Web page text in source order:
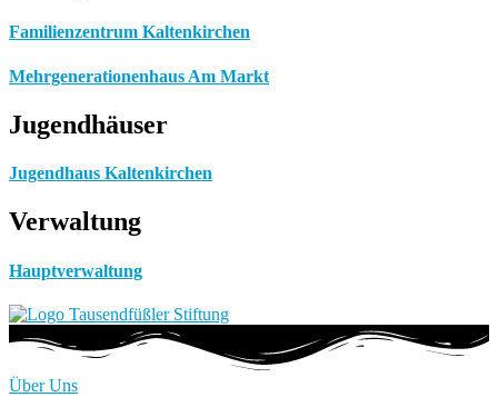
Familienzentrum Kaltenkirchen
Mehrgenerationenhaus Am Markt
Jugendhäuser
Jugendhaus Kaltenkirchen
Verwaltung
Hauptverwaltung
Über Uns